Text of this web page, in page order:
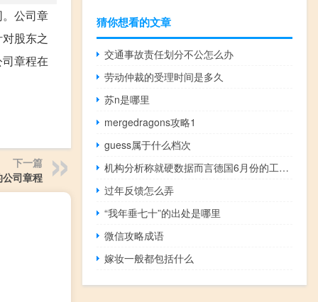
公司章
股东之
章程在
下一篇
司章程
猜你想看的文章
交通事故责任划分不公怎么办
劳动仲裁的受理时间是多久
苏n是哪里
mergedragons攻略1
guess属于什么档次
机构分析称就硬数据而言德国6月份的工业产值将是关键周一的报告可能会显示出进一步的疲软这使得欧洲最大的经济体在第二季度难以实现增长
过年反馈怎么弄
“我年垂七十”的出处是哪里
微信攻略成语
嫁妆一般都包括什么